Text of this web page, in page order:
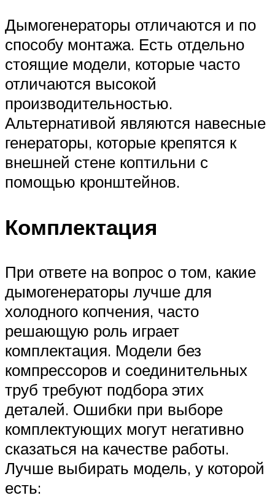
Дымогенераторы отличаются и по
способу монтажа. Есть отдельно
стоящие модели, которые часто
отличаются высокой
производительностью.
Альтернативой являются навесные
генераторы, которые крепятся к
внешней стене коптильни с
помощью кронштейнов.
Комплектация
При ответе на вопрос о том, какие
дымогенераторы лучше для
холодного копчения, часто
решающую роль играет
комплектация. Модели без
компрессоров и соединительных
труб требуют подбора этих
деталей. Ошибки при выборе
комплектующих могут негативно
сказаться на качестве работы.
Лучше выбирать модель, у которой
есть: